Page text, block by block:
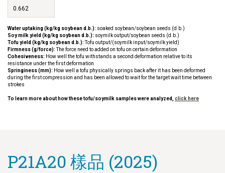
0.662
Water uptaking (kg/kg soybean d.b.): soaked soybean/soybean seeds (d.b.)
Soy milk yield (kg/kg soybean d.b.): soymilk output/soybean seeds (d.b.)
Tofu yield (kg/kg soybean d.b.):Tofu output/(soymilk input/soymilk yield)
Firmness (g/force):The force need to added on tofu on certain deformation
Cohesiveness: How well the tofu withstands a second deformation relative to its
resistance under the first deformation
Springiness (mm): How well a tofu physically springs back after it has been deformed
during the first compression and has been allowed to wait for the target wait time between
strokes
To learn more about how these tofu/soymilk samples were analyzed, click here
P21A20 樣品 (2025)